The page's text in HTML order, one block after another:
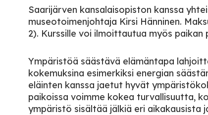
Saarijärven kansalaisopiston kanssa
museotoimenjohtaja Kirsi Hänninen.
2). Kurssille voi ilmoittautua myös paikan
Ympäristöä säästävä elämäntapa
kokemuksina esimerkiksi energian
eläinten kanssa jaetut hyvät
paikoissa voimme kokea turvallisuutta,
ympäristö sisältää jälkiä eri aikakausista